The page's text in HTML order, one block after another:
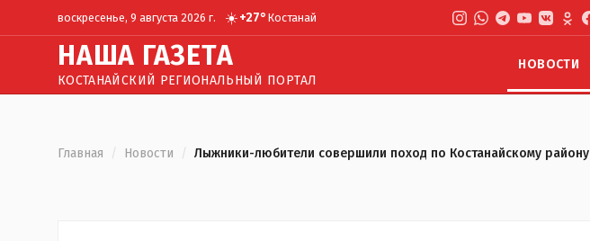
воскресенье, 9 августа 2026 г. ☀️+27° Костанай
НАША ГАЗЕТА
КОСТАНАЙСКИЙ РЕГИОНАЛЬНЫЙ ПОРТАЛ
НОВОСТИ
Главная / Новости / Лыжники-любители совершили поход по Костанайскому району